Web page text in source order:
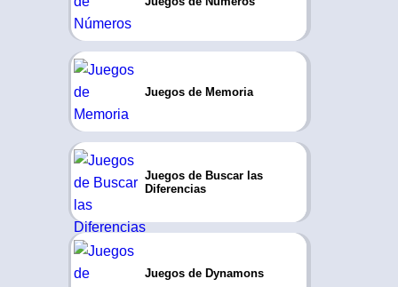
Juegos de Memoria
Juegos de Buscar las
Diferencias
Juegos de Dynamons